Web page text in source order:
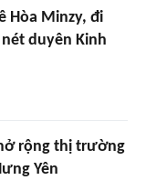
Hòa Minzy, đi
duyên Kinh
rộng thị trường
Yên